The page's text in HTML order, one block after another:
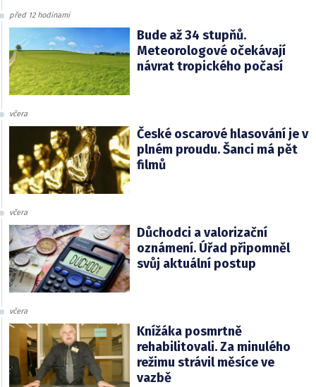
před 12 hodinami
Bude až 34 stupňů.
Meteorologové očekávají
návrat tropického počasí
včera
České oscarové hlasování je v
plném proudu. Šanci má pět
filmů
včera
Důchodci a valorizační
oznámení. Úřad připomněl
svůj aktuální postup
včera
Knížáka posmrtně
rehabilitovali. Za minulého
režimu strávil měsíce ve
vazbě